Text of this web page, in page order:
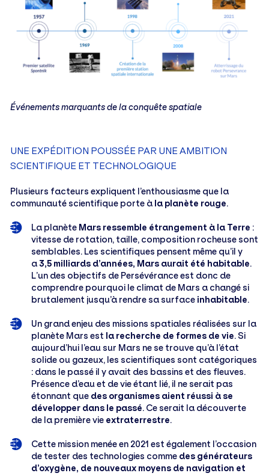
Événements marquants de la conquête spatiale
UNE EXPÉDITION POUSSÉE PAR UNE AMBITION
SCIENTIFIQUE ET TECHNOLOGIQUE
Plusieurs facteurs expliquent l’enthousiasme que la
communauté scientifique porte à la planète rouge.
La planète Mars ressemble étrangement à la Terre :
vitesse de rotation, taille, composition rocheuse sont
semblables. Les scientifiques pensent même qu’il y
a3,5 milliards d’années, Mars aurait été habitable.
L’un des objectifs de Persévérance est donc de
comprendre pourquoi le climat de Mars a changé si
brutalement jusqu’à rendre sa surface inhabitable.
Un grand enjeu des missions spatiales réalisées sur la
planète Mars est la recherche de formes de vie. Si
aujourd’hui l’eau sur Mars ne se trouve qu’à l’état
solide ou gazeux, les scientifiques sont catégoriques
: dans le passé il y avait des bassins et des fleuves.
Présence d’eau et de vie étant lié, il ne serait pas
étonnant que des organismes aient réussi à se
développer dans le passé. Ce serait la découverte
de la première vie extraterrestre.
Cette mission menée en 2021 est également l’occasion
de tester des technologies comme des générateurs
d’oxygène, de nouveaux moyens de navigation et